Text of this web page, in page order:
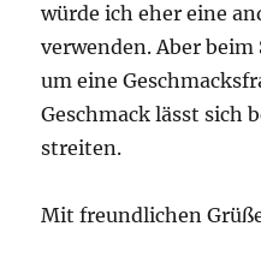
würde ich eher eine
verwenden. Aber
um eine
Geschmack lässt sich
streiten.
Mit freundlichen